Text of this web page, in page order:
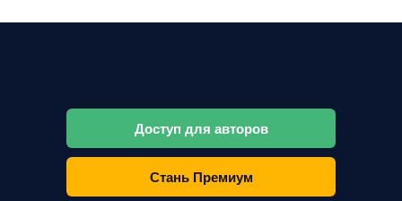
Доступ для авторов
Стань Премиум